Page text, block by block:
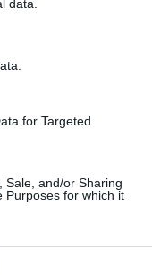
data.
for Targeted
Sale, and/or Sharing
Purposes for which it
21:03
do swoich
Naszych
w Warszawie. Jak